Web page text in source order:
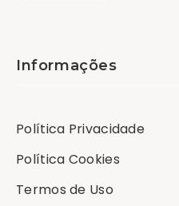
Informações
Política Privacidade
Política Cookies
Termos de Uso